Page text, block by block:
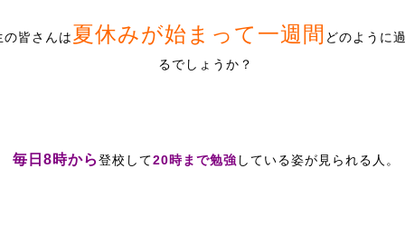
の皆さんは夏休みが始まって一週間 どのように
るでしょうか？
毎日 8時から登校して20時まで勉強 している姿が見られる人。